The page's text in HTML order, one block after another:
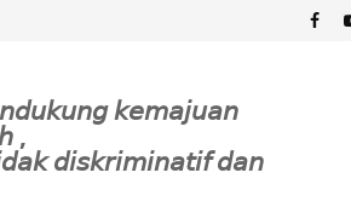
𝘬𝘦𝘮𝘢𝘫𝘶𝘢𝘯
,
𝘥𝘪𝘴𝘬𝘳𝘪𝘮𝘪𝘯𝘢𝘵𝘪𝘧 𝘥𝘢𝘯